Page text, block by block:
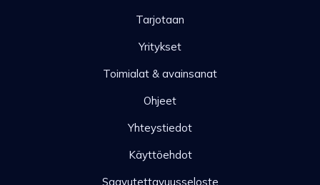
Tarjotaan
Yritykset
Toimialat & avainsanat
Ohjeet
Yhteystiedot
Käyttöehdot
Saavutettavuusseloste